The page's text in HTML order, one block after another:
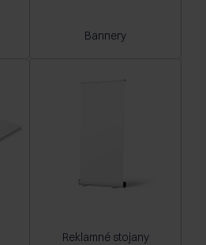
Bannery
Reklamné stojany